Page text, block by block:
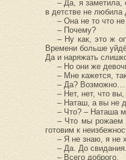
– Да, я заметила,
в детстве не
– Она не то что
– Почему?
– Ну как, это ж
Времени больше
Да и наряжать
– Но они же
– Мне кажется,
– Да? Возможно…
– Нет, нет, что
– Наташ, а вы не
– Что? – Наташа
– Что мы рожаем
готовим к
– Я не знаю, я не
– Да. До свидания.
– Всего доброго.